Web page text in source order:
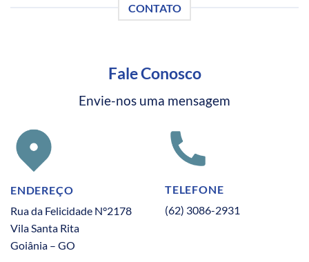
CONTATO
Fale Conosco
Envie-nos uma mensagem
ENDEREÇO
Rua da Felicidade N°2178
Vila Santa Rita
Goiânia – GO
TELEFONE
(62) 3086-2931